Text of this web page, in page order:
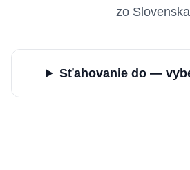
zo
Sťahovanie do —